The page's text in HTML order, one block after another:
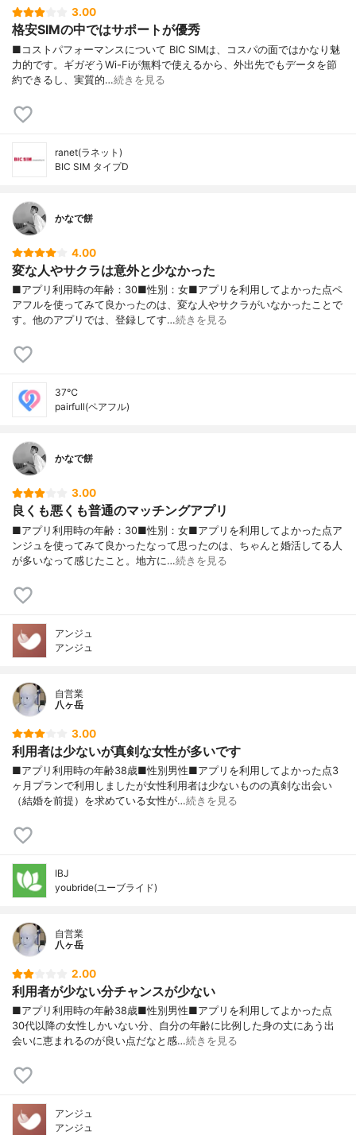
3.00
格安SIMの中ではサポートが優秀
■コストパフォーマンスについて BIC SIMは、コスパの面ではかなり魅
力的です。ギガぞうWi-Fiが無料で使えるから、外出先でもデータを節
約できるし、実質的…続きを見る
ranet(ラネット)
BIC SIM タイプD
かなで餅
4.00
変な人やサクラは意外と少なかった
■アプリ利用時の年齢：30■性別：女■アプリを利用してよかった点ペ
アフルを使ってみて良かったのは、変な人やサクラがいなかったことで
す。他のアプリでは、登録してす…続きを見る
37℃
pairfull(ペアフル)
かなで餅
3.00
良くも悪くも普通のマッチングアプリ
■アプリ利用時の年齢：30■性別：女■アプリを利用してよかった点ア
ンジュを使ってみて良かったなって思ったのは、ちゃんと婚活してる人
が多いなって感じたこと。地方に…続きを見る
アンジュ
アンジュ
自営業
八ヶ岳
3.00
利用者は少ないが真剣な女性が多いです
■アプリ利用時の年齢38歳■性別男性■アプリを利用してよかった点3
ヶ月プランで利用しましたが女性利用者は少ないものの真剣な出会い
（結婚を前提）を求めている女性が…続きを見る
IBJ
youbride(ユーブライド)
自営業
八ヶ岳
2.00
利用者が少ない分チャンスが少ない
■アプリ利用時の年齢38歳■性別男性■アプリを利用してよかった点
30代以降の女性しかいない分、自分の年齢に比例した身の丈にあう出
会いに恵まれるのが良い点だなと感…続きを見る
アンジュ
アンジュ